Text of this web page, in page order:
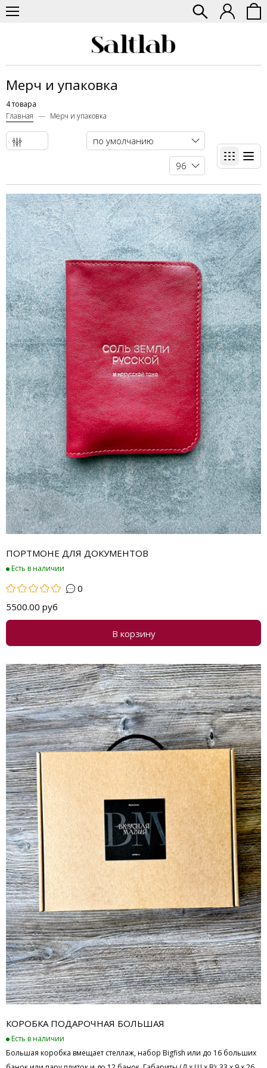
Мерч и упаковка
4 товара
Главная
Мерч и упаковка
ПОРТМОНЕ ДЛЯ ДОКУМЕНТОВ
Есть в наличии
0
5500.00 руб
В корзину
КОРОБКА ПОДАРОЧНАЯ БОЛЬШАЯ
Есть в наличии
Большая коробка вмещает стеллаж, набор Bigfish или до 16 больших